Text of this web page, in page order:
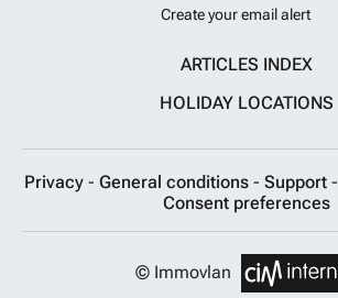
Create your email alert
ARTICLES INDEX
HOLIDAY LOCATIONS
Privacy - General conditions - Support -
Consent preferences
© Immovlan